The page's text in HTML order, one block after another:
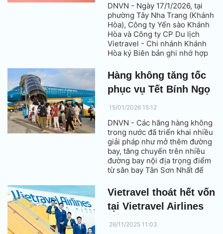
DNVN - Ngày 17/1/2026, tại
phường Tây Nha Trang (Khánh
Hòa), Công ty Yến sào Khánh
Hòa và Công ty CP Du lịch
Vietravel - Chi nhánh Khánh
Hòa ký Biên bản ghi nhớ hợp
tới quảng bá du lịch địa
phương và phát triển sản
phẩm, dịch vụ trải nghiệm.
Hàng không tăng tốc
phục vụ Tết Bính Ngọ
15/01/2026 15:12
DNVN - Các hãng hàng không
trong nước đã triển khai nhiều
giải pháp như mở thêm đường
bay, tăng chuyến trên nhiều
đường bay nội địa trọng điểm
từ sân bay Tân Sơn Nhất để
cao của người dân trong dịp
Tết Nguyên đán Bính Ngọ
2026.
Vietravel thoát hết vốn
tại Vietravel Airlines
26/11/2025 11:03